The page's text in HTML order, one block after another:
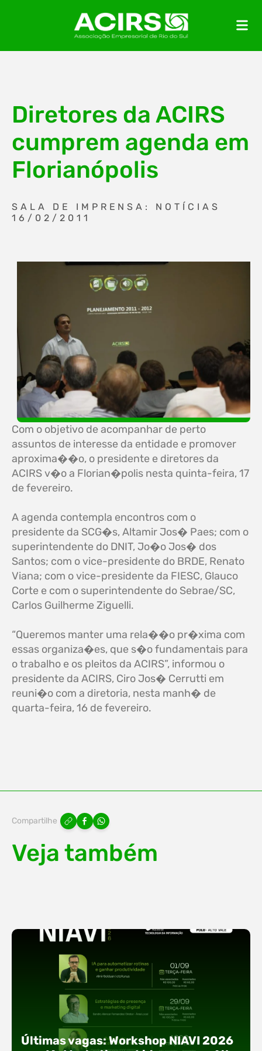
Diretores da ACIRS
cumprem agenda em
Florianópolis
SALA DE IMPRENSA: NOTÍCIAS
16/02/2011
Com o objetivo de acompanhar de perto
assuntos de interesse da entidade e promover
aproxima��o, o presidente e diretores da
ACIRS v�o a Florian�polis nesta quinta-feira, 17
de fevereiro.
A agenda contempla encontros com o
presidente da SCG�s, Altamir Jos� Paes; com o
superintendente do DNIT, Jo�o Jos� dos
Santos; com o vice-presidente do BRDE, Renato
Viana; com o vice-presidente da FIESC, Glauco
Corte e com o superintendente do Sebrae/SC,
Carlos Guilherme Ziguelli.
“Queremos manter uma rela��o pr�xima com
essas organiza�es, que s�o fundamentais para
o trabalho e os pleitos da ACIRS”, informou o
presidente da ACIRS, Ciro Jos� Cerrutti em
reuni�o com a diretoria, nesta manh� de
quarta-feira, 16 de fevereiro.
Compartilhe
Veja também
Últimas vagas: Workshop NIAVI 2026